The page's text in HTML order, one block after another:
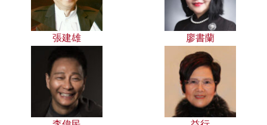
張建雄 廖書蘭